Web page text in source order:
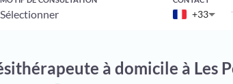
+33
à domicile à Les